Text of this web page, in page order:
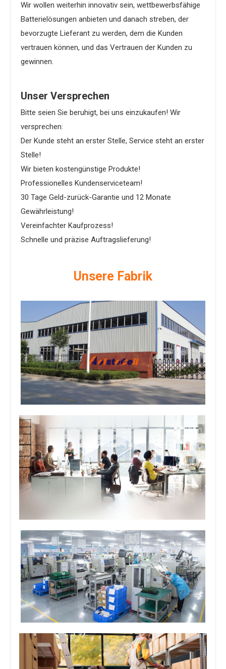
Wir wollen weiterhin innovativ sein, wettbewerbsfähige
Batterielösungen anbieten und danach streben, der
bevorzugte Lieferant zu werden, dem die Kunden
vertrauen können, und das Vertrauen der Kunden zu
gewinnen.
Unser Versprechen
Bitte seien Sie beruhigt, bei uns einzukaufen! Wir
versprechen:
Der Kunde steht an erster Stelle, Service steht an erster
Stelle!
Wir bieten kostengünstige Produkte!
Professionelles Kundenserviceteam!
30 Tage Geld-zurück-Garantie und 12 Monate
Gewährleistung!
Vereinfachter Kaufprozess!
Schnelle und präzise Auftragslieferung!
Unsere Fabrik